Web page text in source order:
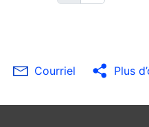
Courriel Plus